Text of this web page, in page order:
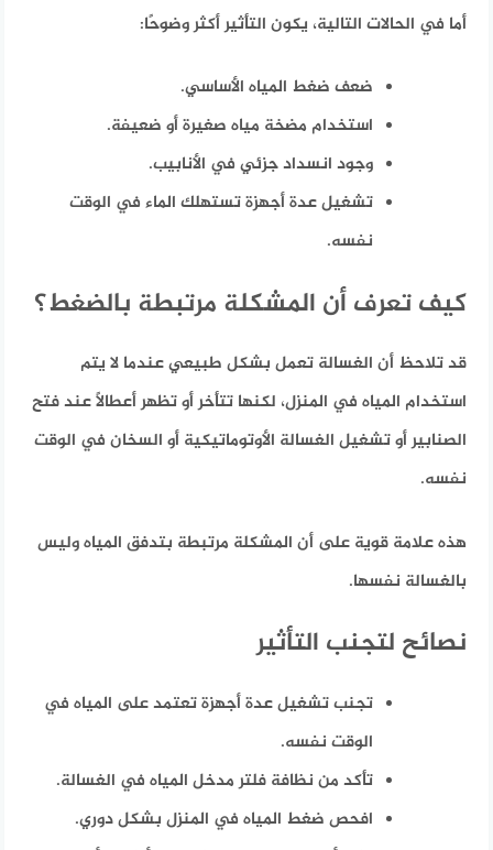
أما في الحالات التالية، يكون التأثير أكثر وضوحًا:
ضعف ضغط المياه الأساسي.
استخدام مضخة مياه صغيرة أو ضعيفة.
وجود انسداد جزئي في الأنابيب.
تشغيل عدة أجهزة تستهلك الماء في الوقت
نفسه.
كيف تعرف أن المشكلة مرتبطة بالضغط؟
قد تلاحظ أن الغسالة تعمل بشكل طبيعي عندما لا يتم
استخدام المياه في المنزل، لكنها تتأخر أو تظهر أعطالًا عند فتح
الصنابير أو تشغيل الغسالة الأوتوماتيكية أو السخان في الوقت
نفسه.
هذه علامة قوية على أن المشكلة مرتبطة بتدفق المياه وليس
بالغسالة نفسها.
نصائح لتجنب التأثير
تجنب تشغيل عدة أجهزة تعتمد على المياه في
الوقت نفسه.
تأكد من نظافة فلتر مدخل المياه في الغسالة.
افحص ضغط المياه في المنزل بشكل دوري.